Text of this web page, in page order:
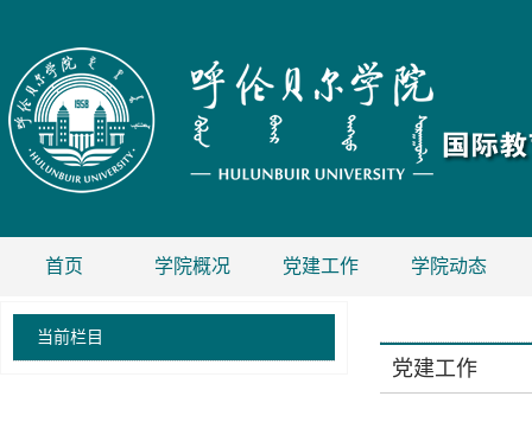
首页 学院概况 党建工作 学院动态
当前栏目
党建工作